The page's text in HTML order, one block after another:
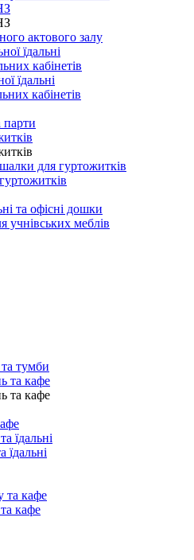
актового залу
їдальні
кабінетів
їдальні
кабінетів
парти
для гуртожитків
та офісні дошки
учнівських меблів
тумби
та кафе
та кафе
їдальні
їдальні
та кафе
кафе